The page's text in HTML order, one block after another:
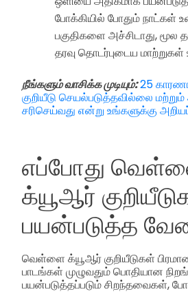
போக்கியில் போதும் நாட்கள்
பகுதிகளை அச்சிடாது, மூல
தரவு தொடர்புடைய மாற்றுகள்
நீங்களும் வாசிக்க முடியும்:25
குறியீடு செயல்படுத்தவில்லை
சரிசெய்வது என்று உங்களுக்கு
எப்போது
க்யூஆர்
பயன்படுத்த
வெள்ளை க்யூஆர் குறியீடுகள்
பாடங்கள் முழுவதும் பொதியான
பயன்படுத்தப்படும் சிறந்தவைகள்,